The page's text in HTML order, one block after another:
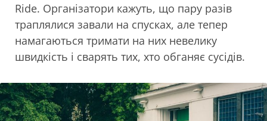
Ride. Організатори кажуть, що пару разів
траплялися завали на спусках, але тепер
намагаються тримати на них невелику
швидкість і сварять тих, хто обганяє сусідів.